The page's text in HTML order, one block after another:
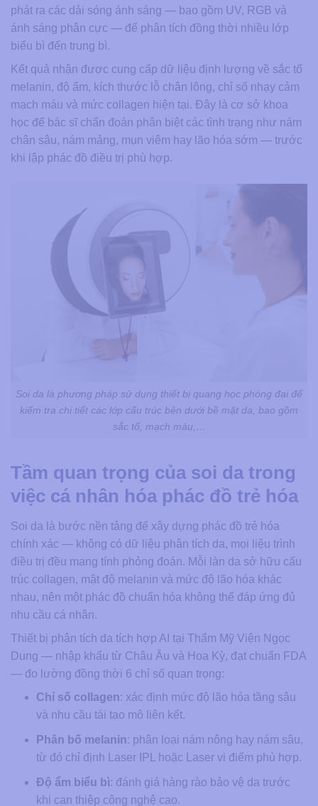
phát ra các dải sóng ánh sáng — bao gồm UV, RGB và
ánh sáng phân cực — để phân tích đồng thời nhiều lớp
biểu bì đến trung bì.
Kết quả nhận được cung cấp dữ liệu định lượng về sắc tố
melanin, độ ẩm, kích thước lỗ chân lông, chỉ số nhạy cảm
mạch máu và mức collagen hiện tại. Đây là cơ sở khoa
học để bác sĩ chẩn đoán phân biệt các tình trạng như nám
chân sâu, nám mảng, mụn viêm hay lão hóa sớm — trước
khi lập phác đồ điều trị phù hợp.
Soi da là phương pháp sử dụng thiết bị quang học phóng đại để
kiểm tra chi tiết các lớp cấu trúc bên dưới bề mặt da, bao gồm
sắc tố, mạch máu,…
Tầm quan trọng của soi da trong
việc cá nhân hóa phác đồ trẻ hóa
Soi da là bước nền tảng để xây dựng phác đồ trẻ hóa
chính xác — không có dữ liệu phân tích da, mọi liệu trình
điều trị đều mang tính phỏng đoán. Mỗi làn da sở hữu cấu
trúc collagen, mật độ melanin và mức độ lão hóa khác
nhau, nên một phác đồ chuẩn hóa không thể đáp ứng đủ
nhu cầu cá nhân.
Thiết bị phân tích da tích hợp AI tại Thẩm Mỹ Viện Ngọc
Dung — nhập khẩu từ Châu Âu và Hoa Kỳ, đạt chuẩn FDA
— đo lường đồng thời 6 chỉ số quan trọng:
Chỉ số collagen: xác định mức độ lão hóa tầng sâu
và nhu cầu tái tạo mô liên kết.
Phân bố melanin: phân loại nám nông hay nám sâu,
từ đó chỉ định Laser IPL hoặc Laser vi điểm phù hợp.
Độ ẩm biểu bì: đánh giá hàng rào bảo vệ da trước
khi can thiệp công nghệ cao.